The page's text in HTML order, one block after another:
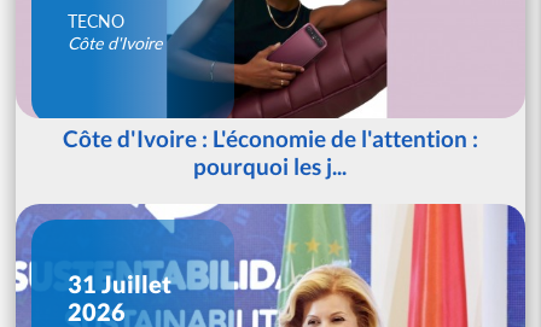
TECNO
Côte d'Ivoire
Côte d'Ivoire : L'économie de l'attention :
pourquoi les j...
31 Juillet
2026